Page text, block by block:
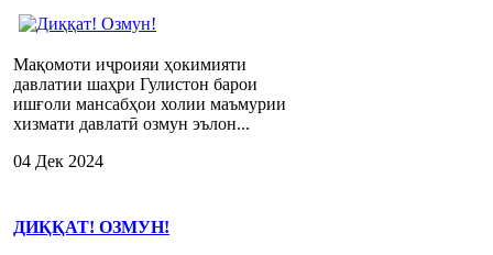
Мақомоти иҷроияи ҳокимияти
давлатии шаҳри Гулистон барои
ишғоли мансабҳои холии маъмурии
хизмати давлатӣ озмун эълон...
04 Дек 2024
ДИҚҚАТ! ОЗМУН!